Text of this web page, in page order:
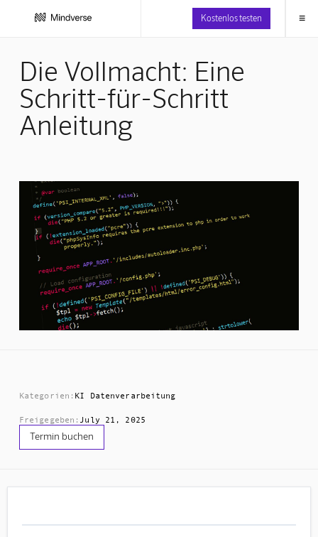
Kostenlos testen ≡
Die Vollmacht: Eine
Schritt-für-Schritt
Anleitung
Kategorien: KI Datenverarbeitung
Freigegeben: July 21, 2025
Termin buchen